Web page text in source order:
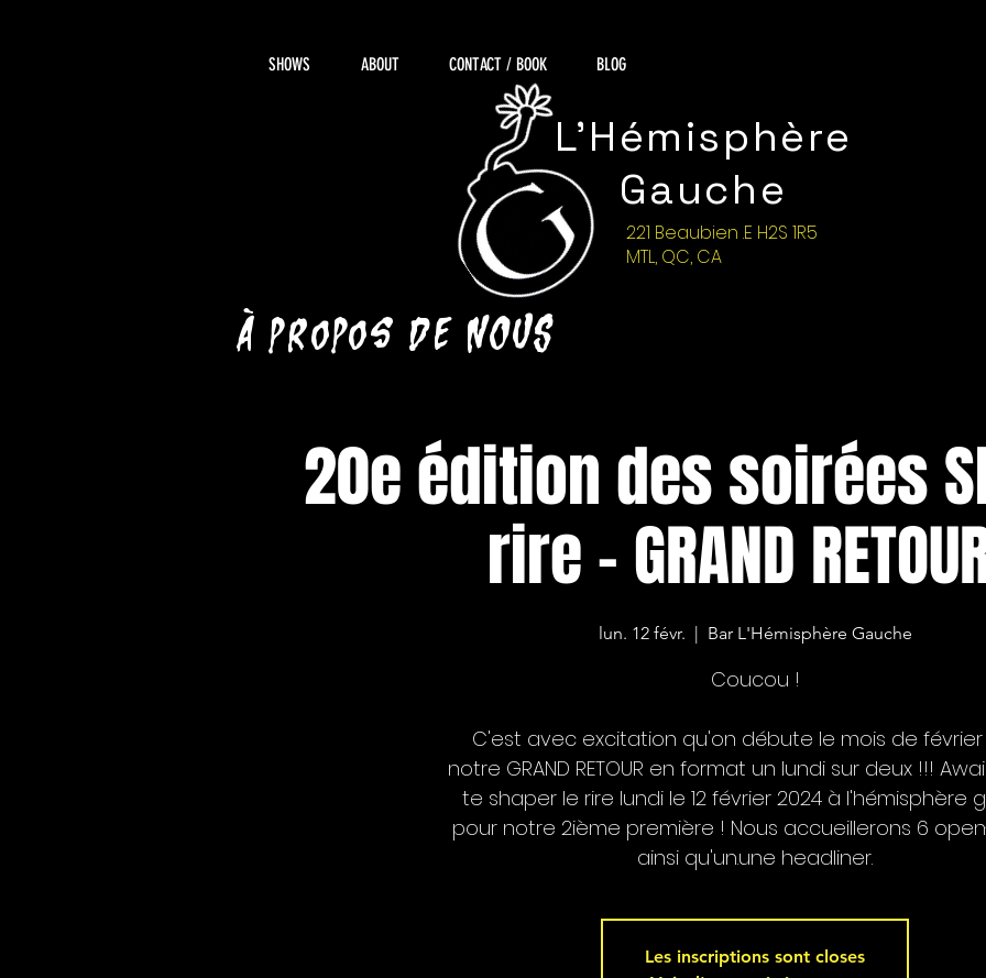
221 Beaubien .E H2S 1R5
MTL, QC, CA
L'Hémisphère
Gauche
SHOWS ABOUT CONTACT / BOOK BLOG
À propos de NOUS
20e édition des soirées
rire - GRAND
lun. 12 févr.
  |
Bar L'Hémisphère Gauche
Coucou !
C'est avec excitation qu'on débute le mois de
notre GRAND RETOUR en format un lundi sur deux !!!
te shaper le rire lundi le 12 février 2024 à l'hémisphère
pour notre 2ième première ! Nous accueillerons 6
ainsi qu'un.une headliner.
Les inscriptions sont closes